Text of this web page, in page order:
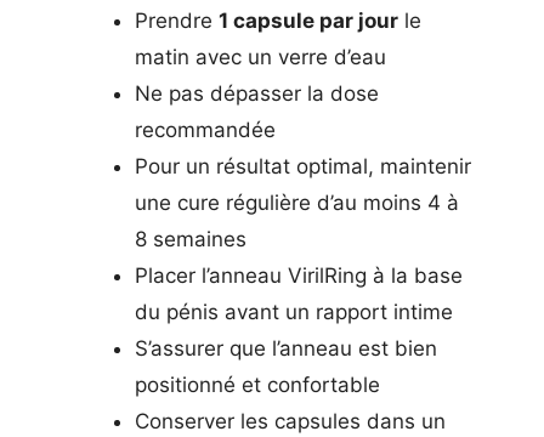
Prendre 1 capsule par jour le
matin avec un verre d’eau
Ne pas dépasser la dose
recommandée
Pour un résultat optimal, maintenir
une cure régulière d’au moins 4 à
8 semaines
Placer l’anneau VirilRing à la base
du pénis avant un rapport intime
S’assurer que l’anneau est bien
positionné et confortable
Conserver les capsules dans un